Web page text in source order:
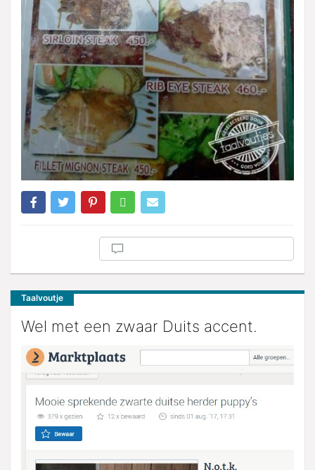
Taalvoutje
Wel met een zwaar Duits accent.